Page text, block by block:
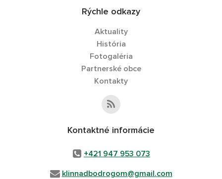
Rýchle odkazy
Aktuality
História
Fotogaléria
Partnerské obce
Kontakty
Kontaktné informácie
+421 947 953 073
klinnadbodrogom@gmail.com